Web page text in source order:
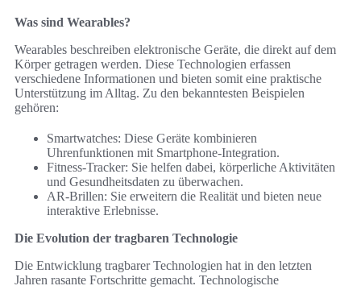
Was sind Wearables?
Wearables beschreiben elektronische Geräte, die direkt auf dem
Körper getragen werden. Diese Technologien erfassen
verschiedene Informationen und bieten somit eine praktische
Unterstützung im Alltag. Zu den bekanntesten Beispielen
gehören:
Smartwatches: Diese Geräte kombinieren
Uhrenfunktionen mit Smartphone-Integration.
Fitness-Tracker: Sie helfen dabei, körperliche Aktivitäten
und Gesundheitsdaten zu überwachen.
AR-Brillen: Sie erweitern die Realität und bieten neue
interaktive Erlebnisse.
Die Evolution der tragbaren Technologie
Die Entwicklung tragbarer Technologien hat in den letzten
Jahren rasante Fortschritte gemacht. Technologische